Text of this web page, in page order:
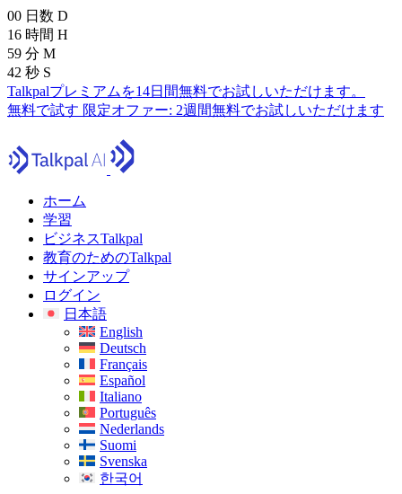
00 日数 D
16 時間 H
59 分 M
41 秒 S
Talkpalプレミアムを14日間無料でお試しいただけます。
無料で試す 限定オファー: 2週間無料でお試しいただけます
ホーム
学習
ビジネスTalkpal
教育のためのTalkpal
サインアップ
ログイン
日本語
English
Deutsch
Français
Español
Italiano
Português
Nederlands
Suomi
Svenska
한국어